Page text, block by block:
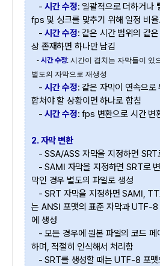
-시간 수정: 일괄적으로 더하거나
fps 및 싱크를 맞추기 위해 일정 비
-시간 수정: 같은 시간 범위의 같
상 존재하면 하나만 남김
- 시간 수정: 시간이 겹치는 자막들이 있
별도의 자막으로 재생성
-시간 수정: 같은 자막이 연속으
합쳐야 할 상황이면 하나로 합침
-시간 수정: fps 변환으로 시간 변
2. 자막 변환
- SSA/ASS 자막을 지정하면 SRT
- SAMI 자막을 지정하면 SRT로
막인 경우 별도의 파일로 생성
- SRT 자막을 지정하면 SAMI,
는 ANSI 포맷의 표준 자막과 UTF-8
에 생성
- 모든 경우에 원본 파일의 코드 페
하며, 적절히 인식해서 처리함
- SRT를 생성할 때는 UTF-8 포맷